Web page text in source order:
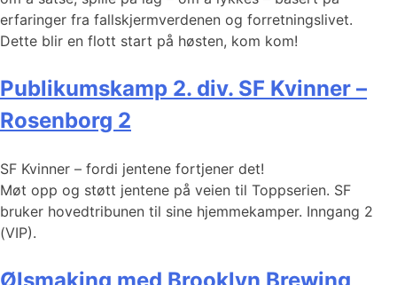
erfaringer fra fallskjermverdenen og forretningslivet.
Dette blir en flott start på høsten, kom kom!
Publikumskamp 2. div. SF Kvinner –
Rosenborg 2
SF Kvinner – fordi jentene fortjener det!
Møt opp og støtt jentene på veien til Toppserien. SF
bruker hovedtribunen til sine hjemmekamper. Inngang 2
(VIP).